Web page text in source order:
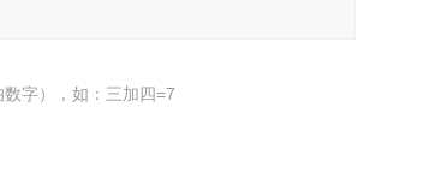
字），如：三加四=7